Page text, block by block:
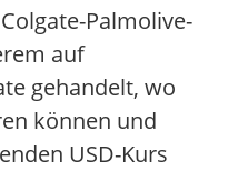
Palmolive-
auf
gehandelt, wo
können und
USD-Kurs